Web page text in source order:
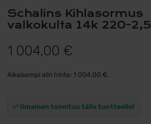
Schalins Kihlasormus
valkokulta 14k 220-2,5
1 004,00 €
Aikaisempi alin hinta: 1 004,00 €.
✅ Ilmainen toimitus tälle tuotteelle!